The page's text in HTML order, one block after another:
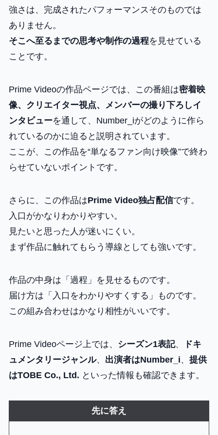
強さは、完成されたパフォーマンスそのものでは
ありません。
そこへ至るまでの思考や制作の過程を見せている
ことです。
Prime Videoの作品ページでは、この番組は密着映
像、クリエイター視点、メンバーの撮り下ろしイ
ンタビューを通して、Number_iがどのように作ら
れているのかに迫ると説明されています。
ここが、この作品を“単なるファン向け映像”で終わ
らせていないポイントです。
さらに、この作品はPrime Video独占配信です。
入口がかなりわかりやすい。
見たいと思った人が迷いにくい。
まず作品に触れてもらう導線としても強いです。
作品の中身は「過程」を見せるものです。
届け方は「入口をわかりやすくする」ものです。
この組み合わせはかなり相性がいいです。
Prime Videoページ上では、 シーズン1表記、
ドキ
ュメンタリージャンル、 出演者はNumber_i、 提供
はTOBE Co., Ltd. といった情報も確認できます。
先に答え